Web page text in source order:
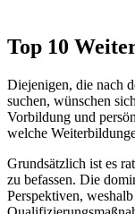
Top 10
Diejenigen, die nach
suchen, wünschen
Vorbildung und
welche
Grundsätzlich ist es
zu befassen. Die
Perspektiven,